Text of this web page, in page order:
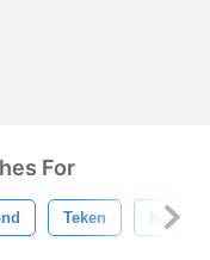
For
Teken Koffie